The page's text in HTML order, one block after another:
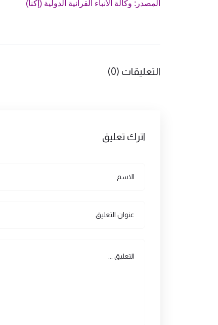
المصدر: وکالة الأنباء القرآنیة الدولیة (إکنا)
التعليقات (0)
اترك تعليق